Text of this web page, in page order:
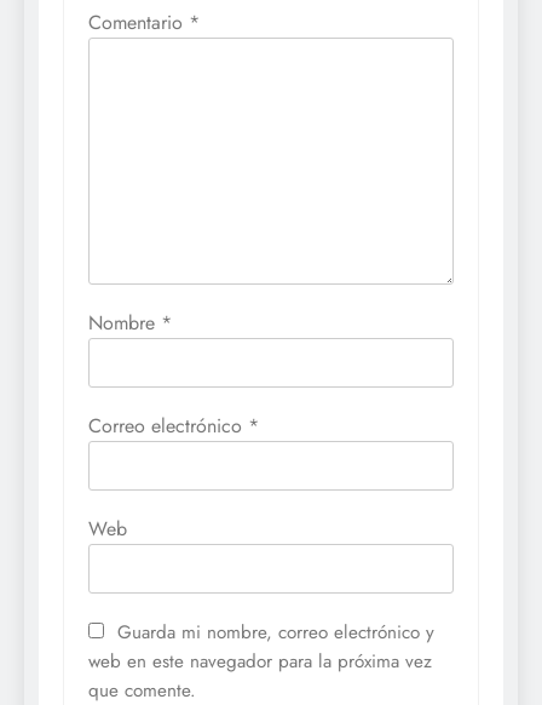
Comentario *
Nombre *
Correo electrónico *
Web
Guarda mi nombre, correo electrónico y
web en este navegador para la próxima vez
que comente.